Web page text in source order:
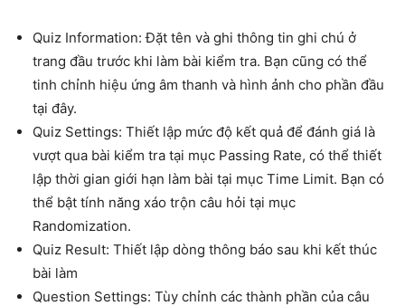
Quiz Information: Đặt tên và ghi thông tin ghi chú ở
trang đầu trước khi làm bài kiểm tra. Bạn cũng có thể
tinh chỉnh hiệu ứng âm thanh và hình ảnh cho phần đầu
tại đây.
Quiz Settings: Thiết lập mức độ kết quả để đánh giá là
vượt qua bài kiểm tra tại mục Passing Rate, có thể thiết
lập thời gian giới hạn làm bài tại mục Time Limit. Bạn có
thể bật tính năng xáo trộn câu hỏi tại mục
Randomization.
Quiz Result: Thiết lập dòng thông báo sau khi kết thúc
bài làm
Question Settings: Tùy chỉnh các thành phần của câu